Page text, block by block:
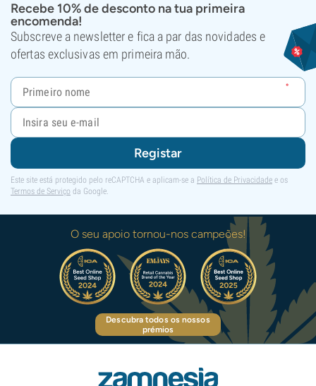
Recebe 10% de desconto na tua primeira
encomenda!
Subscreve a newsletter e fica a par das novidades e
ofertas exclusivas em primeira mão.
Registar
Este site está protegido pelo reCAPTCHA e aplicam-se a Política de Privacidade e os
Termos de Serviço da Google.
O seu apoio tornou-nos campeões!
Descubra todos os nossos
prémios